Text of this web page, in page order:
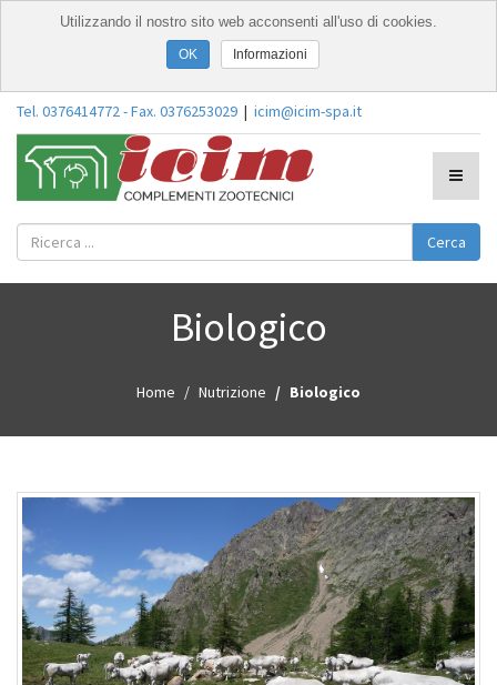
Tel. 0376414772 - Fax. 0376253029 | icim@icim-spa.it
Cerca
Biologico
Home Nutrizione Biologico
Utilizzando il nostro sito web acconsenti all'uso di cookies.
Informazioni